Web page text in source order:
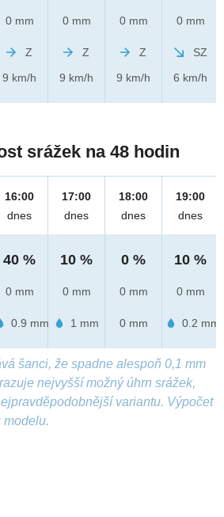
0 mm
Z
9 km/h
0 mm
Z
9 km/h
0 mm
Z
9 km/h
0 mm
SZ
6 km/h
srážek na 48 hodin
16:00
dnes
40 %
0 mm
0.9 mm
17:00
dnes
10 %
0 mm
1 mm
18:00
dnes
0 %
0 mm
0 mm
19:00
dnes
10 %
0 mm
0.2 mm
šanci, že spadne alespoň 0,1 mm
nejvyšší možný úhrn srážek,
variantu. Výpočet
modelu.